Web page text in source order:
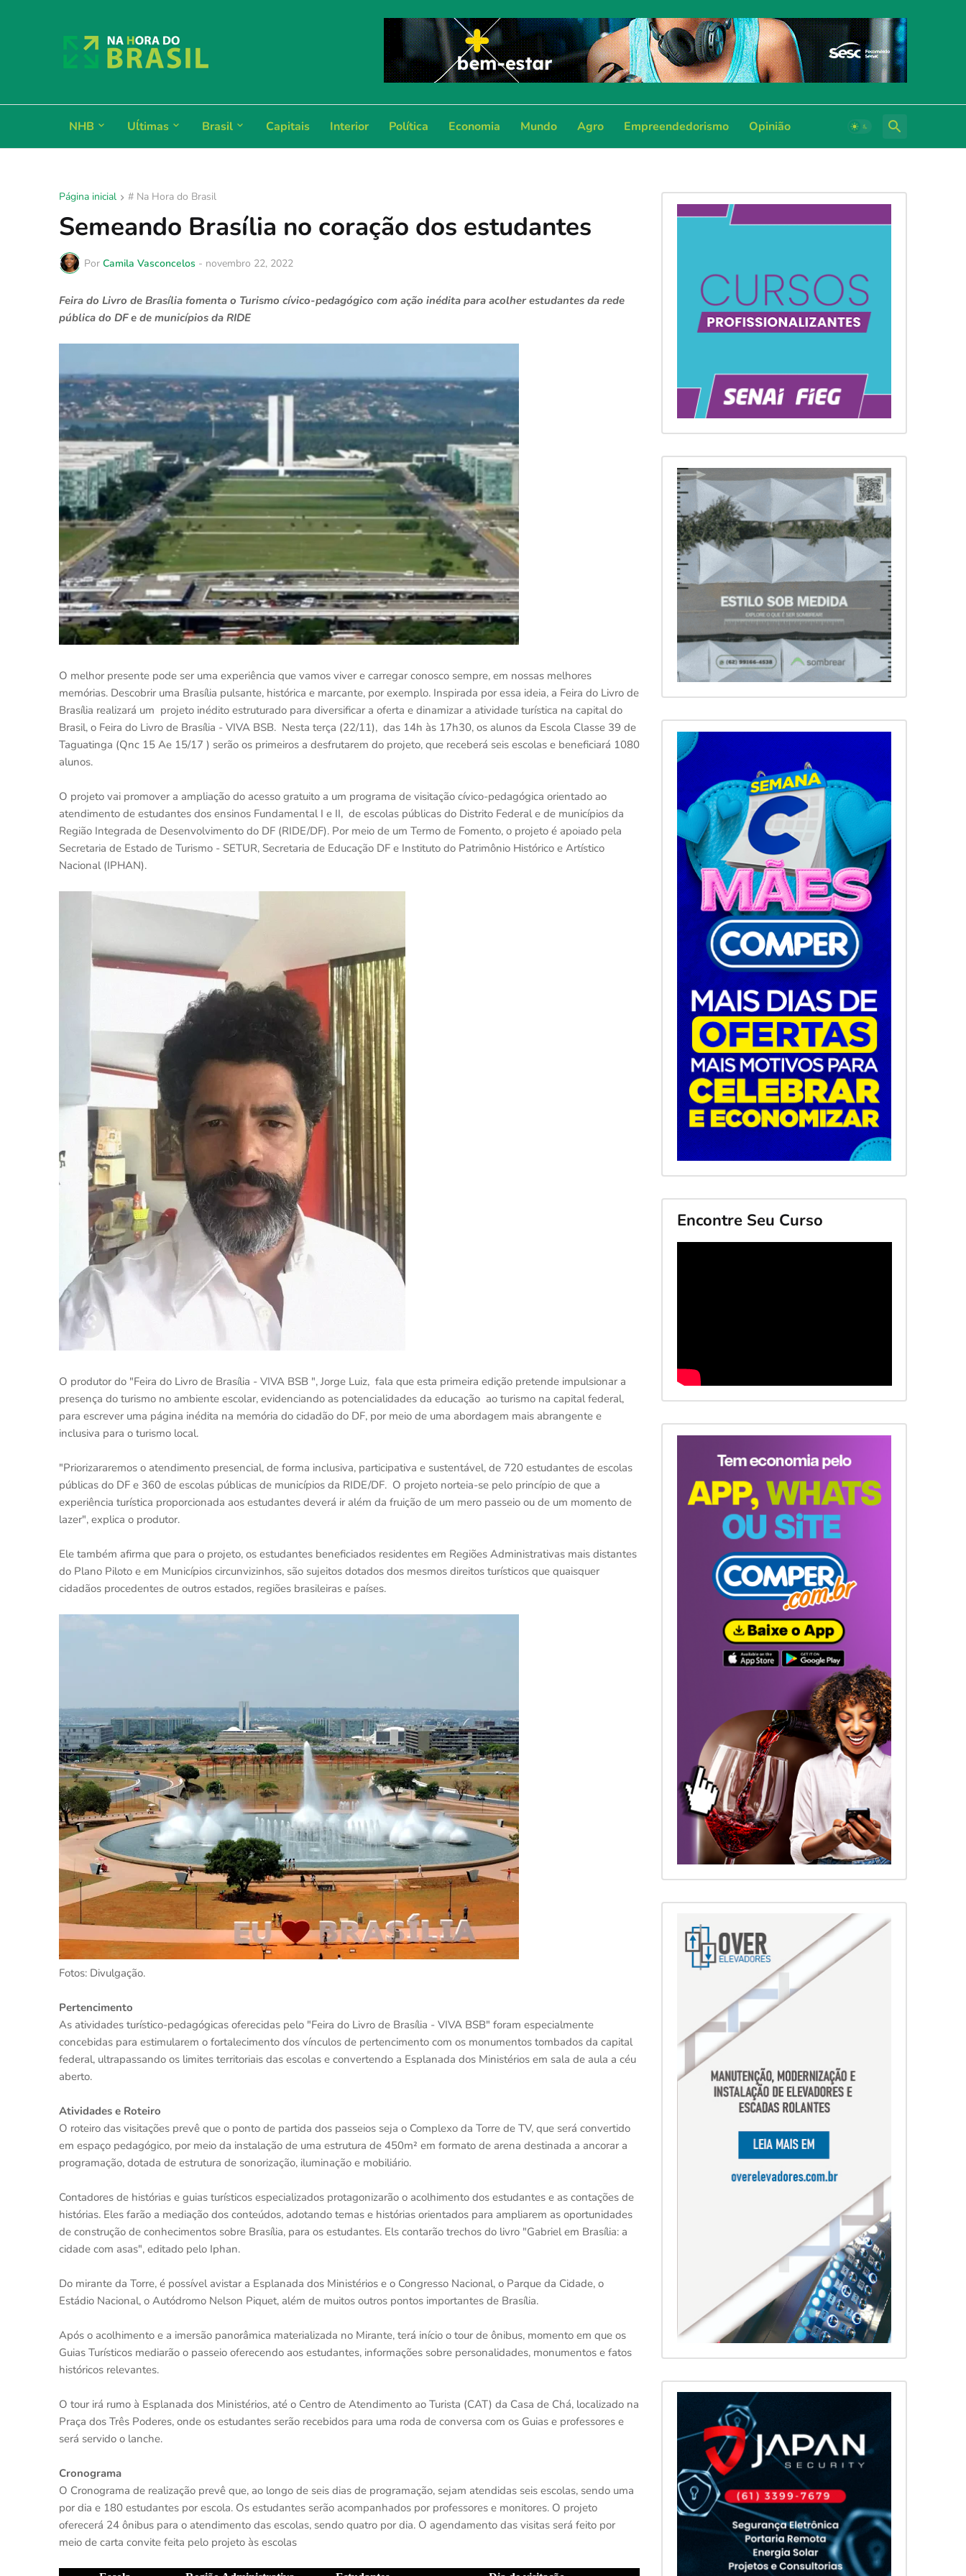
NHB Uĺtimas Brasil Capitais Interior Política Economia Mundo Agro Empreendedorismo Opinião
Página inicial # Na Hora do Brasil
Semeando Brasília no coração dos estudantes
Por Camila Vasconcelos - novembro 22, 2022
Feira do Livro de Brasília fomenta o Turismo cívico-pedagógico com ação inédita para acolher estudantes da rede
pública do DF e de municípios da RIDE
O melhor presente pode ser uma experiência que vamos viver e carregar conosco sempre, em nossas melhores
memórias. Descobrir uma Brasília pulsante, histórica e marcante, por exemplo. Inspirada por essa ideia, a Feira do Livro de
Brasília realizará um projeto inédito estruturado para diversificar a oferta e dinamizar a atividade turística na capital do
Brasil, o Feira do Livro de Brasília - VIVA BSB. Nesta terça (22/11), das 14h às 17h30, os alunos da Escola Classe 39 de
Taguatinga (Qnc 15 Ae 15/17 ) serão os primeiros a desfrutarem do projeto, que receberá seis escolas e beneficiará 1080
alunos.
O projeto vai promover a ampliação do acesso gratuito a um programa de visitação cívico-pedagógica orientado ao
atendimento de estudantes dos ensinos Fundamental I e II, de escolas públicas do Distrito Federal e de municípios da
Região Integrada de Desenvolvimento do DF (RIDE/DF). Por meio de um Termo de Fomento, o projeto é apoiado pela
Secretaria de Estado de Turismo - SETUR, Secretaria de Educação DF e Instituto do Patrimônio Histórico e Artístico
Nacional (IPHAN).
O produtor do "Feira do Livro de Brasília - VIVA BSB ", Jorge Luiz, fala que esta primeira edição pretende impulsionar a
presença do turismo no ambiente escolar, evidenciando as potencialidades da educação ao turismo na capital federal,
para escrever uma página inédita na memória do cidadão do DF, por meio de uma abordagem mais abrangente e
inclusiva para o turismo local.
"Priorizararemos o atendimento presencial, de forma inclusiva, participativa e sustentável, de 720 estudantes de escolas
públicas do DF e 360 de escolas públicas de municípios da RIDE/DF. O projeto norteia-se pelo princípio de que a
experiência turística proporcionada aos estudantes deverá ir além da fruição de um mero passeio ou de um momento de
lazer", explica o produtor.
Ele também afirma que para o projeto, os estudantes beneficiados residentes em Regiões Administrativas mais distantes
do Plano Piloto e em Municípios circunvizinhos, são sujeitos dotados dos mesmos direitos turísticos que quaisquer
cidadãos procedentes de outros estados, regiões brasileiras e países.
Fotos: Divulgação.
Pertencimento
As atividades turístico-pedagógicas oferecidas pelo "Feira do Livro de Brasília - VIVA BSB" foram especialmente
concebidas para estimularem o fortalecimento dos vínculos de pertencimento com os monumentos tombados da capital
federal, ultrapassando os limites territoriais das escolas e convertendo a Esplanada dos Ministérios em sala de aula a céu
aberto.
Atividades e Roteiro
O roteiro das visitações prevê que o ponto de partida dos passeios seja o Complexo da Torre de TV, que será convertido
em espaço pedagógico, por meio da instalação de uma estrutura de 450m² em formato de arena destinada a ancorar a
programação, dotada de estrutura de sonorização, iluminação e mobiliário.
Contadores de histórias e guias turísticos especializados protagonizarão o acolhimento dos estudantes e as contações de
histórias. Eles farão a mediação dos conteúdos, adotando temas e histórias orientados para ampliarem as oportunidades
de construção de conhecimentos sobre Brasília, para os estudantes. Els contarão trechos do livro "Gabriel em Brasília: a
cidade com asas", editado pelo Iphan.
Do mirante da Torre, é possível avistar a Esplanada dos Ministérios e o Congresso Nacional, o Parque da Cidade, o
Estádio Nacional, o Autódromo Nelson Piquet, além de muitos outros pontos importantes de Brasília.
Após o acolhimento e a imersão panorâmica materializada no Mirante, terá início o tour de ônibus, momento em que os
Guias Turísticos mediarão o passeio oferecendo aos estudantes, informações sobre personalidades, monumentos e fatos
históricos relevantes.
O tour irá rumo à Esplanada dos Ministérios, até o Centro de Atendimento ao Turista (CAT) da Casa de Chá, localizado na
Praça dos Três Poderes, onde os estudantes serão recebidos para uma roda de conversa com os Guias e professores e
será servido o lanche.
Cronograma
O Cronograma de realização prevê que, ao longo de seis dias de programação, sejam atendidas seis escolas, sendo uma
por dia e 180 estudantes por escola. Os estudantes serão acompanhados por professores e monitores. O projeto
oferecerá 24 ônibus para o atendimento das escolas, sendo quatro por dia. O agendamento das visitas será feito por
meio de carta convite feita pelo projeto às escolas
Encontre Seu Curso